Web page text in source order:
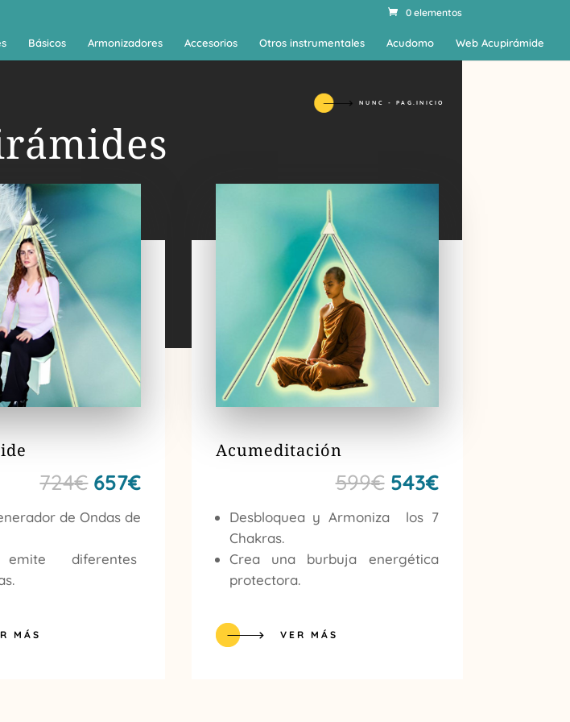
0 elementos
Básicos Armonizadores Accesorios Otros instrumentales Acudomo Web Acupirámide
NUNC - PAG.INICIO
724€ El
precio
era:
657€El
de Ondas de
emite diferentes
MÁS
Acumeditación
599€ El
precio
era:
543€El
precio
es:
Desbloquea y Armoniza los 7
Chakras.
Crea una burbuja energética
protectora.
VER MÁS